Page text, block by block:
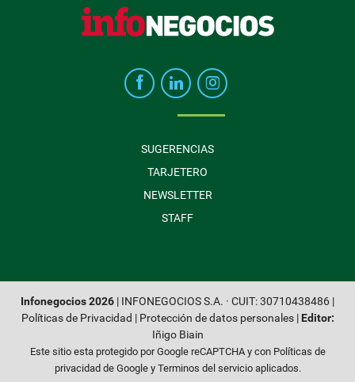
SUGERENCIAS
TARJETERO
NEWSLETTER
STAFF
Infonegocios 2026 | INFONEGOCIOS S.A. · CUIT: 30710438486 |
Políticas de Privacidad | Protección de datos personales| Editor:
Iñigo Biain
Este sitio esta protegido por Google reCAPTCHA y con Políticas de
privacidad de Googley Terminos del servicioaplicados.